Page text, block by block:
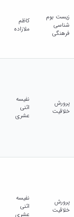
زیست بوم
شناسی
فرهنگی
کاظم
ملازاده
پرورش
خلاقیت
نفیسه
اثنی
عشری
پرورش
خلاقیت
نفیسه
اثنی
عشری